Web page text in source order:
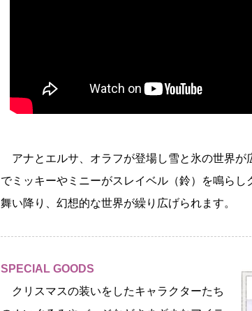
アナとエルサ、オラフが登場し雪と氷の世界が
でミッキーやミニーがスレイベル（鈴）を鳴ら
舞い降り、幻想的な世界が繰り広げられます。
SPECIAL GOODS
クリスマスの装いをしたキャラクターたち